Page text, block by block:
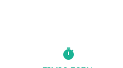
timer